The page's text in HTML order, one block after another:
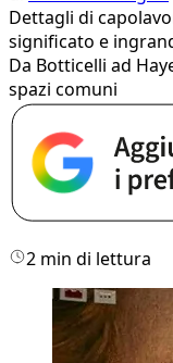
Dettagli di
significato e
Da Botticelli ad
spazi comuni
2 min di lettura